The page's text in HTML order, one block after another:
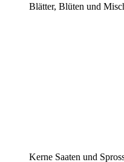
Blätter, Blüten und
Kerne Saaten und